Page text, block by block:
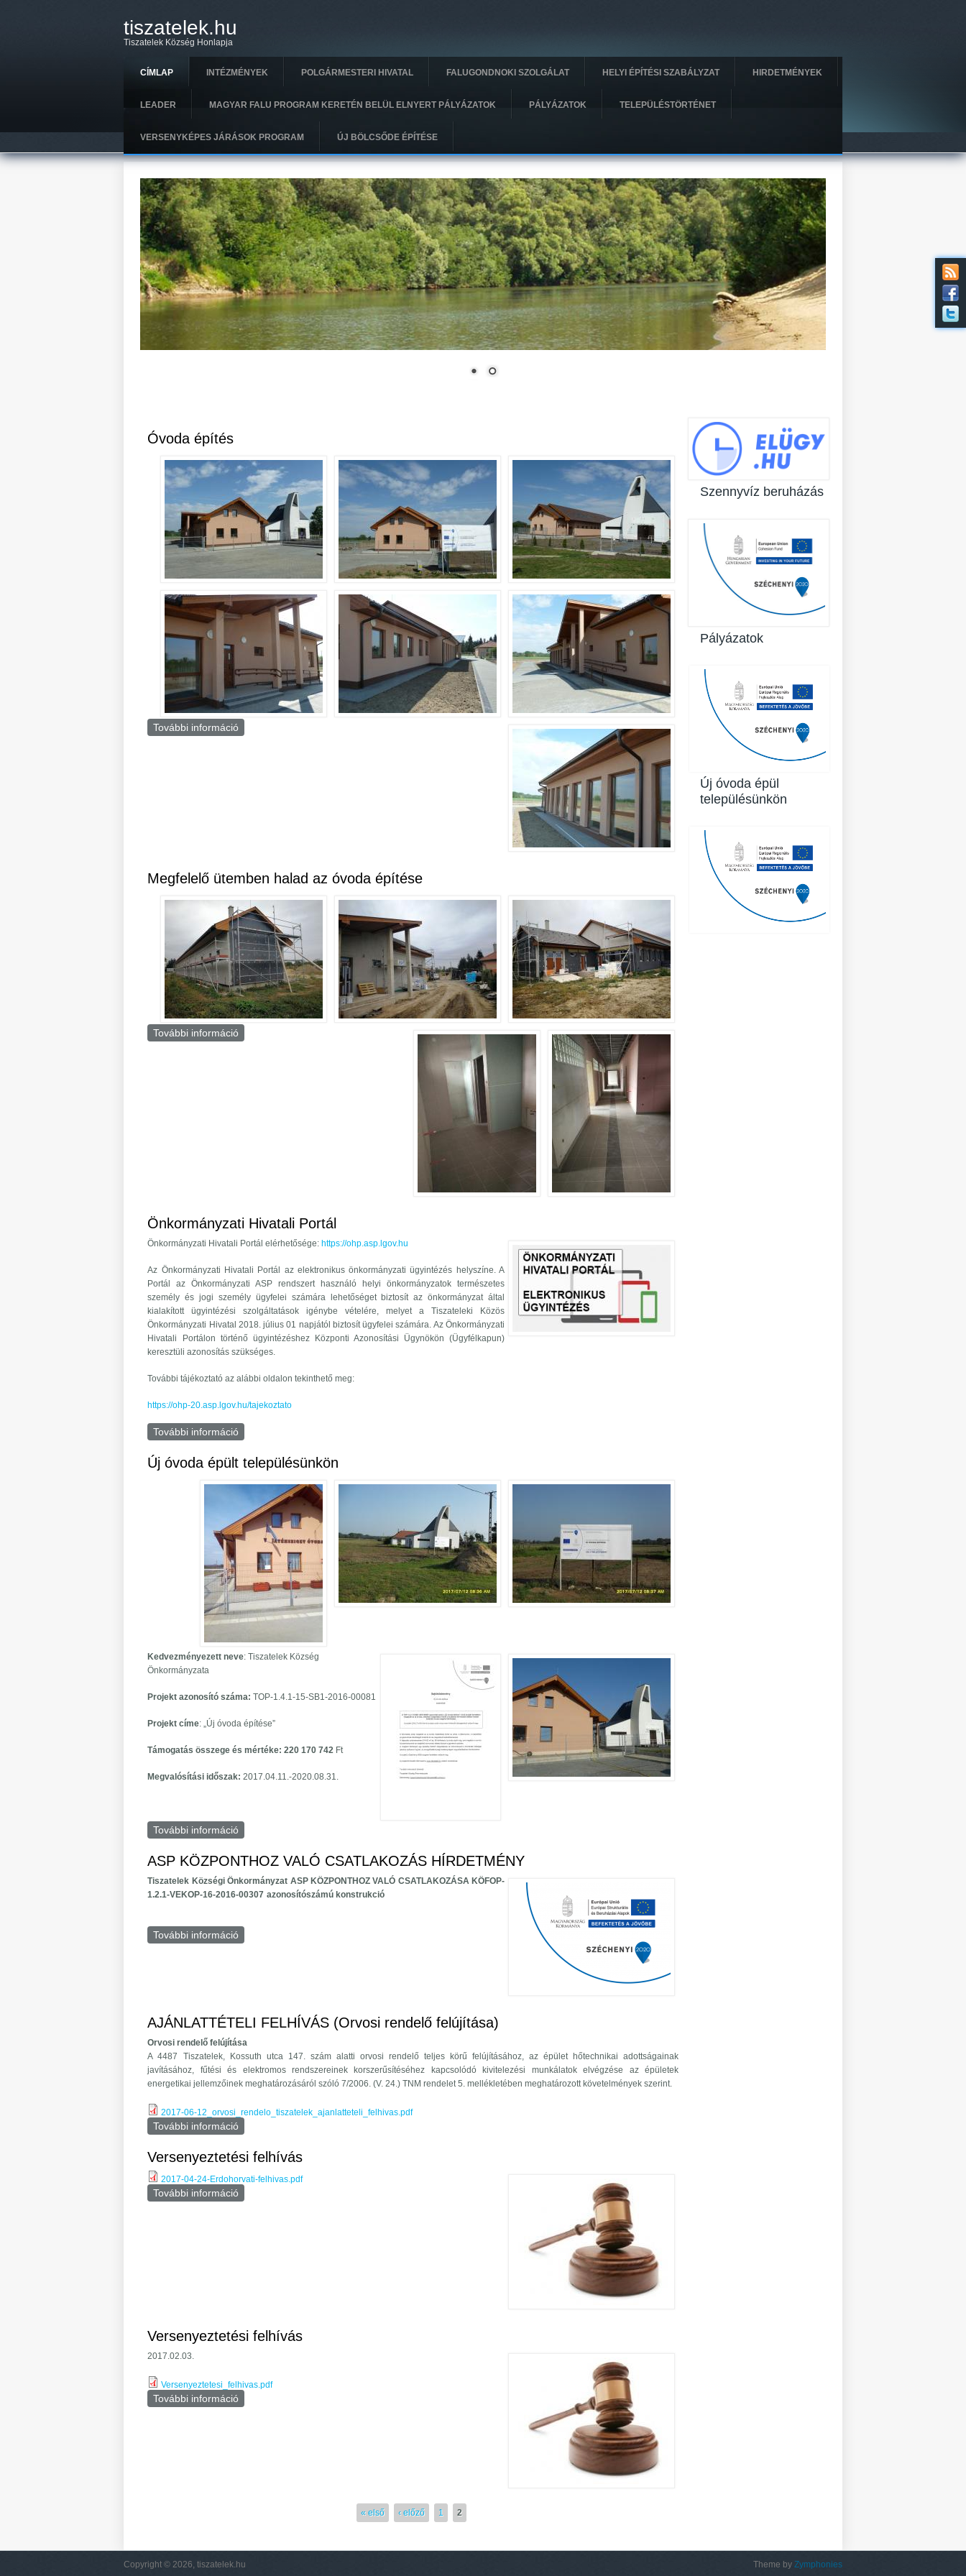
tiszatelek.hu
Tiszatelek Község Honlapja
CÍMLAP INTÉZMÉNYEK POLGÁRMESTERI HIVATAL FALUGONDNOKI SZOLGÁLAT HELYI ÉPÍTÉSI SZABÁLYZAT HIRDETMÉNYEK
LEADER MAGYAR FALU PROGRAM KERETÉN BELÜL ELNYERT PÁLYÁZATOK PÁLYÁZATOK TELEPÜLÉSTÖRTÉNET
VERSENYKÉPES JÁRÁSOK PROGRAM ÚJ BÖLCSŐDE ÉPÍTÉSE
Óvoda építés
További információ
Megfelelő ütemben halad az óvoda építése
További információ Megfelelő ütemben halad az óvoda építése tartalommal kapcsolatosan
Önkormányzati Hivatali Portál
Önkormányzati Hivatali Portál elérhetősége: https://ohp.asp.lgov.hu
Az Önkormányzati Hivatali Portál az elektronikus önkormányzati ügyintézés helyszíne. A
Portál az Önkormányzati ASP rendszert használó helyi önkormányzatok természetes
személy és jogi személy ügyfelei számára lehetőséget biztosít az önkormányzat által
kialakított ügyintézési szolgáltatások igénybe vételére, melyet a Tiszateleki Közös
Önkormányzati Hivatal 2018. július 01 napjától biztosít ügyfelei számára. Az Önkormányzati
Hivatali Portálon történő ügyintézéshez Központi Azonosítási Ügynökön (Ügyfélkapun)
keresztüli azonosítás szükséges.
További tájékoztató az alábbi oldalon tekinthető meg:
https://ohp-20.asp.lgov.hu/tajekoztato
További információ
Új óvoda épült településünkön
Kedvezményezett neve: Tiszatelek Község
Önkormányzata
Projekt azonosító száma:TOP-1.4.1-15-SB1-2016-00081
Projekt címe: „Új óvoda építése”
Támogatás összege és mértéke: 220 170 742 Ft
Megvalósítási időszak: 2017.04.11.-2020.08.31.
További információ
ASP KÖZPONTHOZ VALÓ CSATLAKOZÁS HÍRDETMÉNY
Tiszatelek Községi Önkormányzat ASP KÖZPONTHOZ VALÓ CSATLAKOZÁSAKÖFOP-
1.2.1-VEKOP-16-2016-00307 azonosítószámú konstrukció
További információ ASP KÖZPONTHOZ VALÓ CSATLAKOZÁS HÍRDETMÉNY tartalommal kapcsolatosan
AJÁNLATTÉTELI FELHÍVÁS (Orvosi rendelő felújítása)
Orvosi rendelő felújítása
A 4487 Tiszatelek, Kossuth utca 147. szám alatti orvosi rendelő teljes körű felújításához, az épület hőtechnikai adottságainak
javításához, fűtési és elektromos rendszereinek korszerűsítéséhez kapcsolódó kivitelezési munkálatok elvégzése az épületek
energetikai jellemzőinek meghatározásáról szóló 7/2006. (V. 24.) TNM rendelet 5. mellékletében meghatározott követelmények szerint.
2017-06-12_orvosi_rendelo_tiszatelek_ajanlatteteli_felhivas.pdf
További információ
Versenyeztetési felhívás
2017-04-24-Erdohorvati-felhivas.pdf
További információ
Versenyeztetési felhívás
2017.02.03.
Versenyeztetesi_felhivas.pdf
További információ
« első ‹ előző 1 2
Szennyvíz beruházás
Pályázatok
Új óvoda épül
településünkön
Copyright © 2026, tiszatelek.hu Theme by Zymphonies